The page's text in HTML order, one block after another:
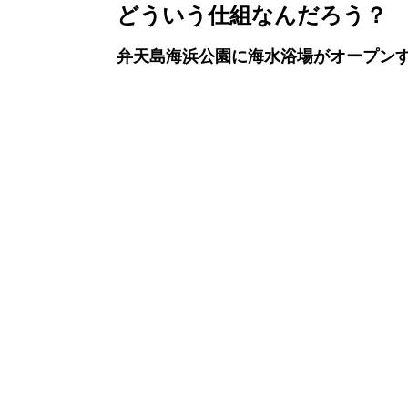
どういう仕組なんだろう？
弁天島海浜公園に海水浴場がオープン